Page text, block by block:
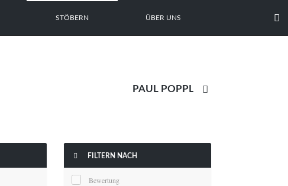
STÖBERN ÜBER UNS 

 FILTERN NACH
Bewertung